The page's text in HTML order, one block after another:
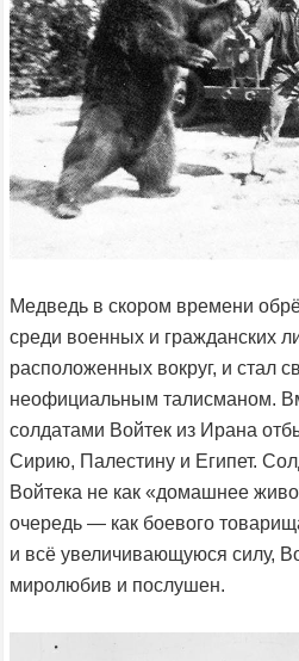
Медведь в скором времени
среди военных и гражданских
расположенных вокруг, и стал
неофициальным талисманом.
солдатами Войтек из Ирана
Сирию, Палестину и Египет.
Войтека не как «домашнее
очередь — как боевого
и всё увеличивающуюся силу,
миролюбив и послушен.